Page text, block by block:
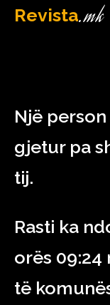
Revista.mk
Një
gjetur pa
tij.
Rasti ka
orës 09:24
të